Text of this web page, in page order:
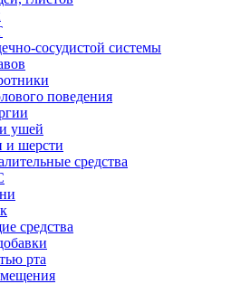
сосудистой системы
поведения
ушей
и шерсти
средства
средства
рта